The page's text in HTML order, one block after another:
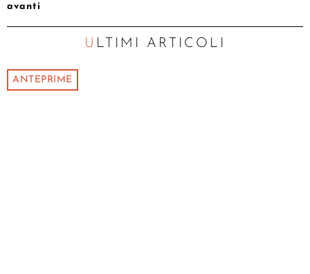
avanti
ULTIMI ARTICOLI
ANTEPRIME